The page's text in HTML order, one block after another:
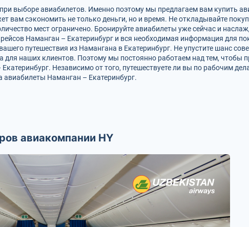
выборе авиабилетов. Именно поэтому мы предлагаем вам купить
вам сэкономить не только деньги, но и время. Не откладывайте
мест ограничено. Бронируйте авиабилеты уже сейчас и
рейсов Наманган – Екатеринбург и вся необходимая информация для
путешествия из Намангана в Екатеринбург. Не упустите шанс
наших клиентов. Поэтому мы постоянно работаем над тем, чтобы
Независимо от того, путешествуете ли вы по рабочим
Наманган – Екатеринбург.
авиакомпании HY